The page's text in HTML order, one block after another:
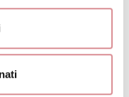
L'organza è
da fiori in 3d
super